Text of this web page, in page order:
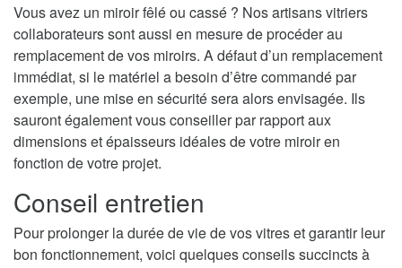
Vous avez un miroir fêlé ou cassé ? Nos artisans vitriers
collaborateurs sont aussi en mesure de procéder au
remplacement de vos miroirs. A défaut d’un remplacement
immédiat, si le matériel a besoin d’être commandé par
exemple, une mise en sécurité sera alors envisagée. Ils
sauront également vous conseiller par rapport aux
dimensions et épaisseurs idéales de votre miroir en
fonction de votre projet.
Conseil entretien
Pour prolonger la durée de vie de vos vitres et garantir leur
bon fonctionnement, voici quelques conseils succincts à